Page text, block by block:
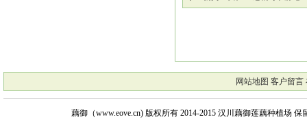
网站地图 客户留言
藕御（www.eove.cn) 版权所有2014-2015 汉川藕御莲藕种植场 保